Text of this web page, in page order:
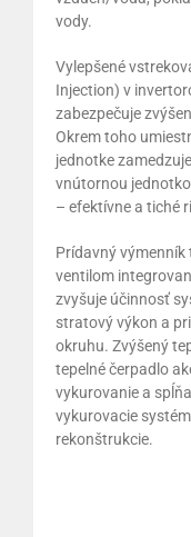
vody.
Vylepšené
Injection) v
zabezpečuje
Okrem toho
jednotke
vnútornou
– efektívne a tiché
Prídavný
ventilom
zvyšuje účinnosť
stratový výkon a
okruhu. Zvýšený
tepelné čerpadlo
vykurovanie a
vykurovacie
rekonštrukcie.